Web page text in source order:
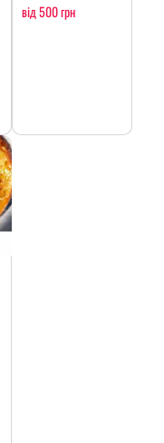
від 500 грн